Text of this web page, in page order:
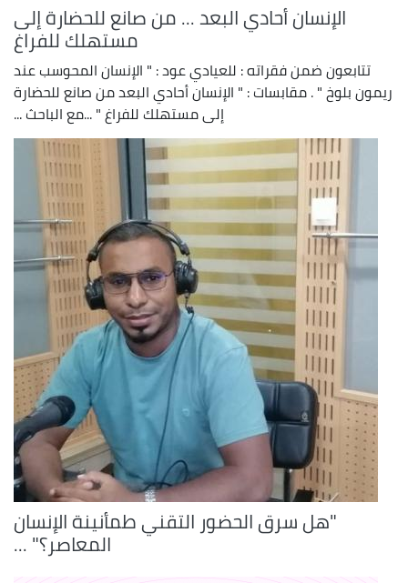
الإنسان أحادي البعد ... من صانع للحضارة إلى
مستهلك للفراغ
تتابعون ضمن فقراته : للعيادي عود : " الإنسان المحوسب عند
ريمون بلوخ " . مقابسات : " الإنسان أحادي البعد من صانع للحضارة
إلى مستهلك للفراغ " ...مع الباحث ...
"هل سرق الحضور التقني طمأنينة الإنسان
المعاصر؟" ...